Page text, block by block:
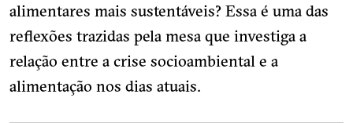
alimentares mais sustentáveis? Essa é uma das
reflexões trazidas pela mesa que investiga a
relação entre a crise socioambiental e a
alimentação nos dias atuais.